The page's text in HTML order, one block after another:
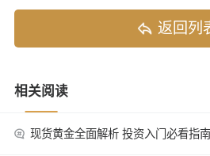
返回列
相关阅读
现货黄金全面解析 投资入门必看指南